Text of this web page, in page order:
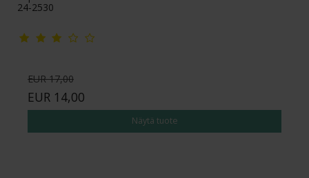
24-2530
EUR 17,00
EUR 14,00
Näytä tuote